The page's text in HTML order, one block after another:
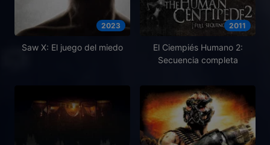
2023
Saw X: El juego del miedo
2011
El Ciempiés Humano 2:
Secuencia completa